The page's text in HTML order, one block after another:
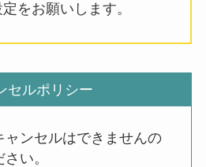
をお願いします。
セルポリシー
ャンセルはできませんの
い。